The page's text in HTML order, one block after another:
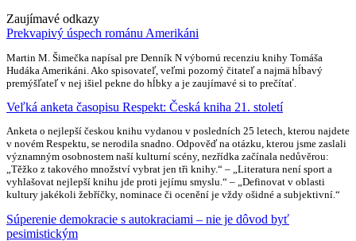
Zaujímavé odkazy
Prekvapivý úspech románu Amerikáni
Martin M. Šimečka napísal pre Denník N výbornú recenziu knihy Tomáša
Hudáka Amerikáni. Ako spisovateľ, veľmi pozorný čitateľ a najmä hĺbavý
premýšľateľ v nej išiel pekne do hĺbky a je zaujímavé si to prečítať.
Veľká anketa časopisu Respekt: Česká kniha 21. století
Anketa o nejlepší českou knihu vydanou v posledních 25 letech, kterou najdete
v novém Respektu, se nerodila snadno. Odpověď na otázku, kterou jsme zaslali
významným osobnostem naší kulturní scény, nezřídka začínala nedůvěrou:
„Těžko z takového množství vybrat jen tři knihy.“ – „Literatura není sport a
vyhlašovat nejlepší knihu jde proti jejímu smyslu.“ – „Definovat v oblasti
kultury jakékoli žebříčky, nominace či ocenění je vždy ošidné a subjektivní.“
Súperenie demokracie s autokraciami – nie je dôvod byť
pesimistickým